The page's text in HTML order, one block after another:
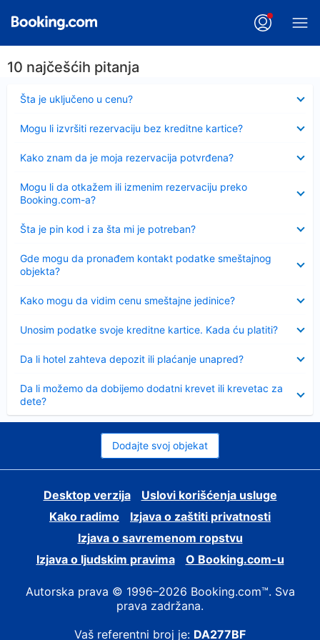
10 najčešćih pitanja
Šta je uključeno u cenu?
Sažeto
Mogu li izvršiti rezervaciju bez kreditne kartice?
Kako znam da je moja rezervacija potvrđena?
Mogu li da otkažem ili izmenim rezervaciju preko
Booking.com-a?
Šta je pin kod i za šta mi je potreban?
Sažeto
Gde mogu da pronađem kontakt podatke smeštajnog
objekta?
Kako mogu da vidim cenu smeštajne jedinice?
Unosim podatke svoje kreditne kartice. Kada ću platiti?
Da li hotel zahteva depozit ili plaćanje unapred?
Da li možemo da dobijemo dodatni krevet ili krevetac za
dete?
Dodajte svoj objekat
Desktop verzija
Uslovi korišćenja usluge
Kako radimo
Izjava o zaštiti privatnosti
Izjava o savremenom ropstvu
Izjava o ljudskim pravima
О Booking.com-u
Autorska prava © 1996–2026 Booking.com™. Sva
prava zadržana.
Vaš referentni broj je: DA277BF